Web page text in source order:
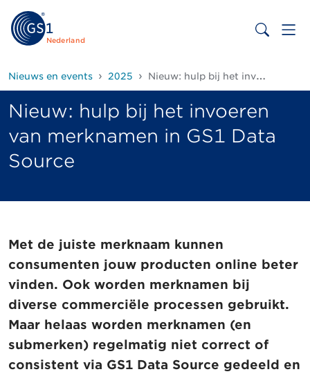
Nederland
Nieuws en events 2025 Nieuw: hulp bij het invoeren van merknamen in GS1 Data Source
Nieuw: hulp bij het invoeren
van merknamen in GS1 Data
Source
Met de juiste merknaam kunnen
consumenten jouw producten online beter
vinden. Ook worden merknamen bij
diverse commerciële processen gebruikt.
Maar helaas worden merknamen (en
submerken) regelmatig niet correct of
consistent via GS1 Data Source gedeeld en